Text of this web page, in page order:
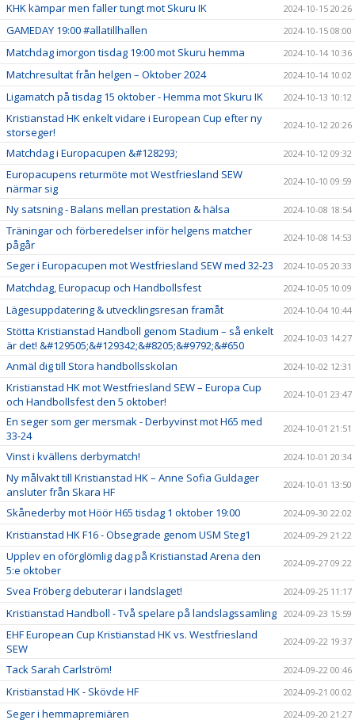
KHK kämpar men faller tungt mot Skuru IK 2024-10-15 20:26
GAMEDAY 19:00 #allatillhallen 2024-10-15 08:00
Matchdag imorgon tisdag 19:00 mot Skuru hemma 2024-10-14 10:36
Matchresultat från helgen – Oktober 2024 2024-10-14 10:02
Ligamatch på tisdag 15 oktober - Hemma mot Skuru IK 2024-10-13 10:12
Kristianstad HK enkelt vidare i European Cup efter ny
storseger!
2024-10-12 20:26
Matchdag i Europacupen &#128293; 2024-10-12 09:32
Europacupens returmöte mot Westfriesland SEW
närmar sig
2024-10-10 09:59
Ny satsning - Balans mellan prestation & hälsa 2024-10-08 18:54
Träningar och förberedelser inför helgens matcher
pågår
2024-10-08 14:53
Seger i Europacupen mot Westfriesland SEW med 32-23 2024-10-05 20:33
Matchdag, Europacup och Handbollsfest 2024-10-05 10:09
Lägesuppdatering & utvecklingsresan framåt 2024-10-04 10:44
Stötta Kristianstad Handboll genom Stadium – så enkelt
är det! &#129505;&#129342;&#8205;&#9792;&#650
2024-10-03 14:27
Anmäl dig till Stora handbollsskolan 2024-10-02 12:31
Kristianstad HK mot Westfriesland SEW – Europa Cup
och Handbollsfest den 5 oktober!
2024-10-01 23:47
En seger som ger mersmak - Derbyvinst mot H65 med
33-24
2024-10-01 21:51
Vinst i kvällens derbymatch! 2024-10-01 20:34
Ny målvakt till Kristianstad HK – Anne Sofia Guldager
ansluter från Skara HF
2024-10-01 13:50
Skånederby mot Höör H65 tisdag 1 oktober 19:00 2024-09-30 22:02
Kristianstad HK F16 - Obsegrade genom USM Steg1 2024-09-29 21:22
Upplev en oförglömlig dag på Kristianstad Arena den
5:e oktober
2024-09-27 09:22
Svea Fröberg debuterar i landslaget! 2024-09-25 11:17
Kristianstad Handboll - Två spelare på landslagssamling 2024-09-23 15:59
EHF European Cup Kristianstad HK vs. Westfriesland
SEW
2024-09-22 19:37
Tack Sarah Carlström! 2024-09-22 00:46
Kristianstad HK - Skövde HF 2024-09-21 00:02
Seger i hemmapremiären 2024-09-20 21:27